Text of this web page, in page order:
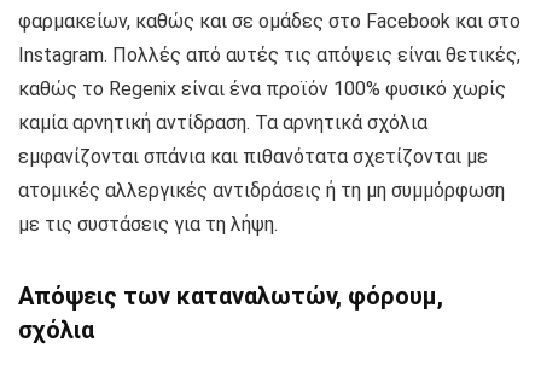
φαρμακείων, καθώς και σε ομάδες στο Facebook και στο
Instagram. Πολλές από αυτές τις απόψεις είναι θετικές,
καθώς το Regenix είναι ένα προϊόν 100% φυσικό χωρίς
καμία αρνητική αντίδραση. Τα αρνητικά σχόλια
εμφανίζονται σπάνια και πιθανότατα σχετίζονται με
ατομικές αλλεργικές αντιδράσεις ή τη μη συμμόρφωση
με τις συστάσεις για τη λήψη.
Απόψεις των καταναλωτών, φόρουμ,
σχόλια